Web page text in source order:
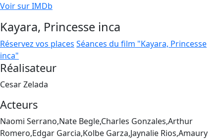
Voir sur IMDb
Kayara, Princesse inca
Réservez vos places Séances du film "Kayara, Princesse
inca"
Réalisateur
Cesar Zelada
Acteurs
Naomi Serrano,Nate Begle,Charles Gonzales,Arthur
Romero,Edgar Garcia,Kolbe Garza,Jaynalie Rios,Amaury